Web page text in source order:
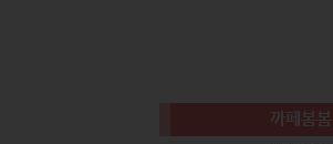
까페봄봄